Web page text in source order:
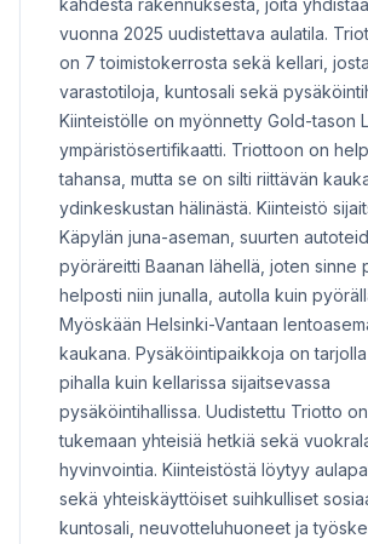
kahdesta rakennuksesta, joita
vuonna 2025 uudistettava aulatila.
on 7 toimistokerrosta sekä kellari,
varastotiloja, kuntosali sekä
Kiinteistölle on myönnetty Gold-tason
ympäristösertifikaatti. Triottoon on
tahansa, mutta se on silti riittävän
ydinkeskustan hälinästä. Kiinteistö
Käpylän juna-aseman, suurten
pyöräreitti Baanan lähellä, joten sinne
helposti niin junalla, autolla kuin
Myöskään Helsinki-Vantaan
kaukana. Pysäköintipaikkoja on
pihalla kuin kellarissa sijaitsevassa
pysäköintihallissa. Uudistettu Triotto
tukemaan yhteisiä hetkiä sekä
hyvinvointia. Kiinteistöstä löytyy
sekä yhteiskäyttöiset suihkulliset
kuntosali, neuvotteluhuoneet ja